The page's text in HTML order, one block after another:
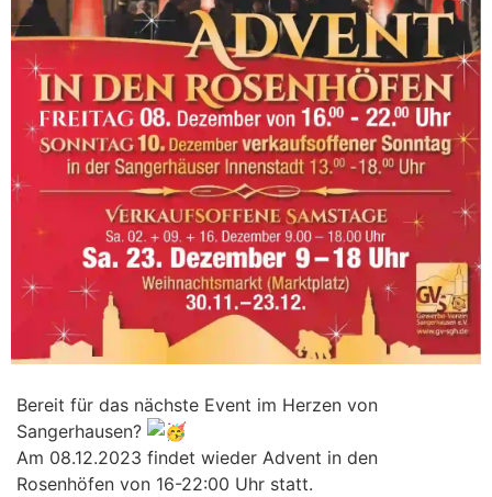
Bereit für das nächste Event im Herzen von
Sangerhausen?
Am 08.12.2023 findet wieder Advent in den
Rosenhöfen von 16-22:00 Uhr statt.